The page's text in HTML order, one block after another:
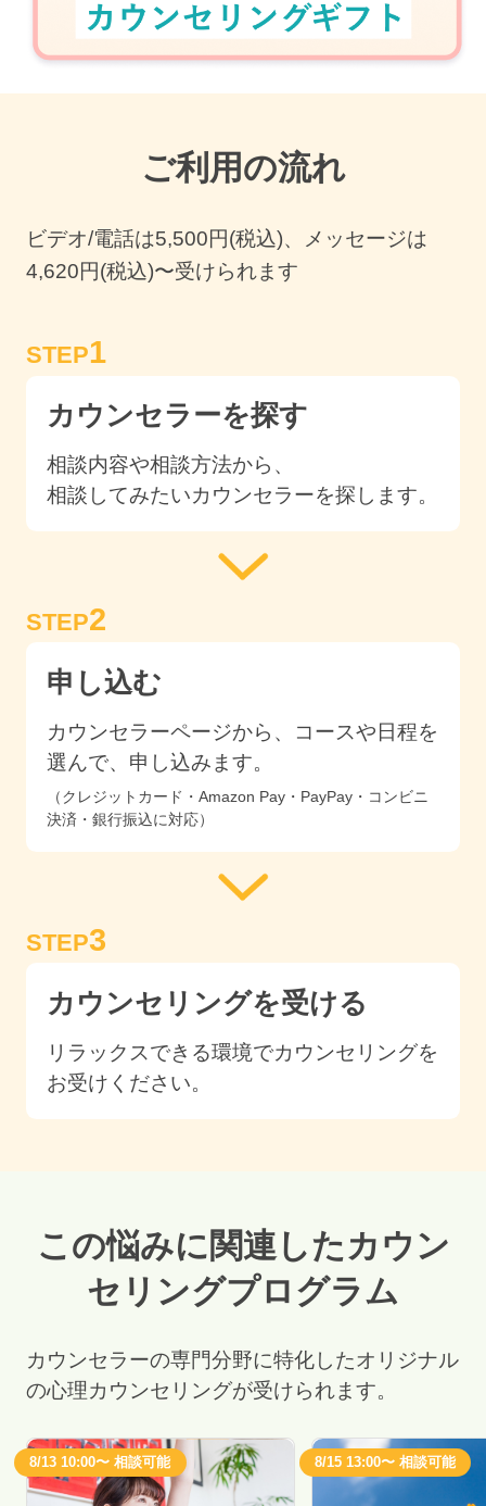
ご利用の流れ
ビデオ/電話は5,500円(税込)、メッセージは
4,620円(税込)〜受けられます
STEP1
カウンセラーを探す
相談内容や相談方法から、
相談してみたいカウンセラーを探します。
STEP2
申し込む
カウンセラーページから、コースや日程を
選んで、申し込みます。
（クレジットカード・Amazon Pay・PayPay・コンビニ
決済・銀行振込に対応）
STEP3
カウンセリングを受ける
リラックスできる環境でカウンセリングを
お受けください。
この悩みに関連したカウン
セリングプログラム
カウンセラーの専門分野に特化したオリジナル
の心理カウンセリングが受けられます。
8/13 10:00〜 相談可能 8/15 13:00〜 相談可能